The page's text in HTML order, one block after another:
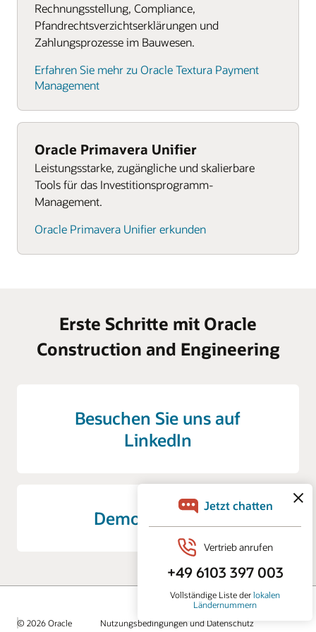
gesamten Projekt- und Asset-Lebenszyklus zu
synchronisieren.
Rechnungsstellung, Compliance,
Pfandrechtsverzichtserklärungen und
Zahlungsprozesse im Bauwesen.
Erfahren Sie mehr zu Oracle Textura Payment
Management
Oracle Primavera Unifier
Leistungsstarke, zugängliche und skalierbare
Tools für das Investitionsprogramm-
Management.
Oracle Primavera Unifier erkunden
Erste Schritte mit Oracle
Construction and Engineering
Besuchen Sie uns auf
LinkedIn
Demo anfordern
© 2026 Oracle Nutzungsbedingungen und Datenschutz